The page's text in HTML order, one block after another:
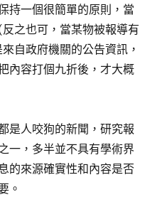
持一個很簡單的原則，當
之也可，當某物被報導有
自政府機關的公告資訊，
內容打個九折後，才大概
是人咬狗的新聞，研究報
一，多半並不具有學術界
的來源確實性和內容是否
。